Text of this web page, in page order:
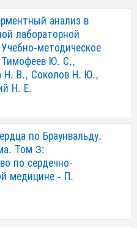
анализ в
лабораторной
методическое
Ю. С.,
Н. В., Соколов Н. Ю.,
Н. Е.
по Браунвальду.
Том 3:
по сердечно-
медицине - П.